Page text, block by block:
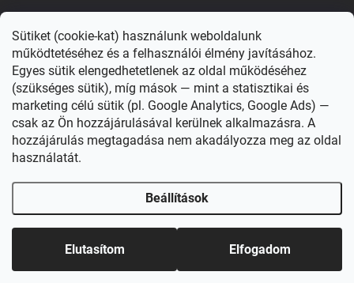
Sütiket (cookie-kat) használunk weboldalunk
működtetéséhez és a felhasználói élmény javításához.
Egyes sütik elengedhetetlenek az oldal működéséhez
(szükséges sütik), míg mások — mint a statisztikai és
marketing célú sütik (pl. Google Analytics, Google Ads) —
csak az Ön hozzájárulásával kerülnek alkalmazásra. A
hozzájárulás megtagadása nem akadályozza meg az oldal
használatát.
Beállítások
Elutasítom Elfogadom
Copyright 2026Világvarázs. Minden jog fenntartva.Süti beállítások
szerkesztése